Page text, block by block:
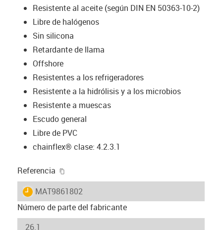
Resistente al aceite (según DIN EN 50363-10-2)
Libre de halógenos
Sin silicona
Retardante de llama
Offshore
Resistentes a los refrigeradores
Resistente a la hidrólisis y a los microbios
Resistente a muescas
Escudo general
Libre de PVC
chainflex® clase: 4.2.3.1
Referencia
igus-icon-lieferzeit
MAT9861802
Número de parte del fabricante